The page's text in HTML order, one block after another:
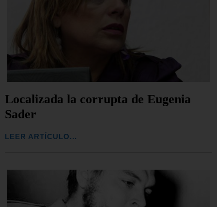
Localizada la corrupta de Eugenia
Sader
LEER ARTÍCULO...